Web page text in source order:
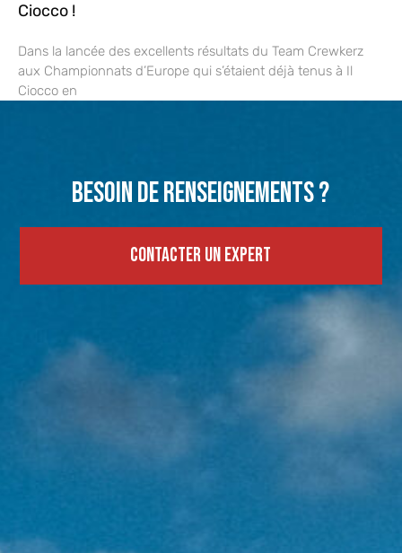
Ciocco !
Dans la lancée des excellents résultats du Team Crewkerz
aux Championnats d’Europe qui s’étaient déjà tenus à Il
Ciocco en
Besoin de renseignements ?
Contacter un expert